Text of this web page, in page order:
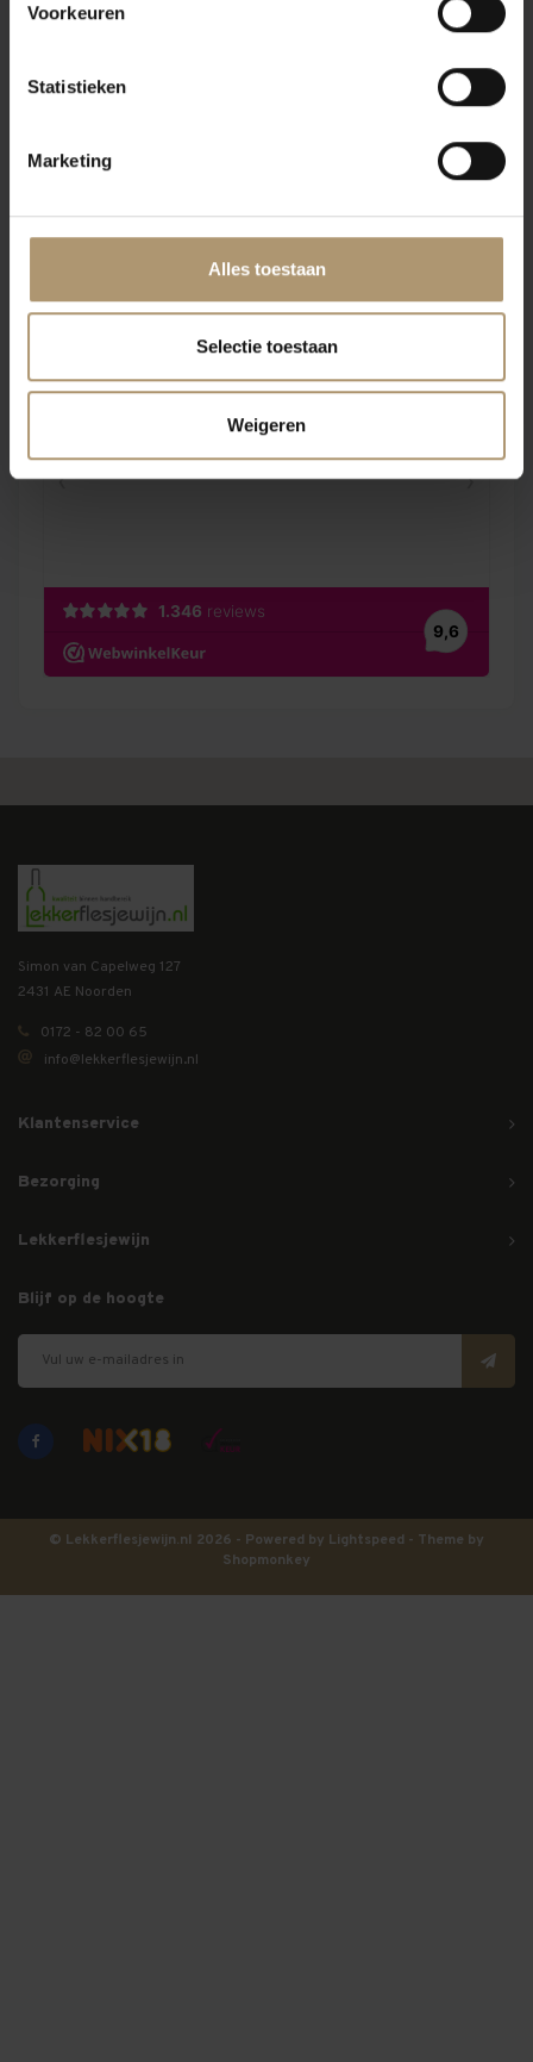
Voorkeuren
Statistieken
Marketing
Alles toestaan
Selectie toestaan
Weigeren
Perfect bij gegrild vlees, gebraden kip of traditionele Portugese
Meia Encosta is onderdeel van Caves São João, een traditioneel
wijnhuis dat bekendstaat om zijn respect voor lokale
Simon van Capelweg 127
2431 AE Noorden
0172 - 82 00 65
info@lekkerflesjewijn.nl
Klantenservice
Bezorging
Lekkerflesjewijn
Blijf op de hoogte
© Lekkerflesjewijn.nl 2026 - Powered by Lightspeed - Theme by
Shopmonkey